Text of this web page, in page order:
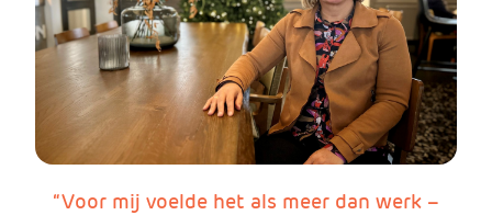
“Voor mij voelde het als meer dan werk –